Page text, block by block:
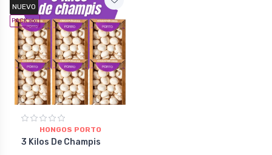
NUEVO
PACK x6u.
HONGOS PORTO
3 Kilos De Champis